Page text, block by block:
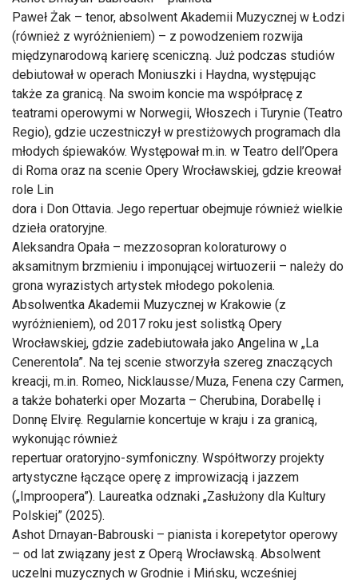
Paweł Żak – tenor, absolwent Akademii Muzycznej w Łodzi
(również z wyróżnieniem) – z powodzeniem rozwija
międzynarodową karierę sceniczną. Już podczas studiów
debiutował w operach Moniuszki i Haydna, występując
także za granicą. Na swoim koncie ma współpracę z
teatrami operowymi w Norwegii, Włoszech i Turynie (Teatro
Regio), gdzie uczestniczył w prestiżowych programach dla
młodych śpiewaków. Występował m.in. w Teatro dell’Opera
di Roma oraz na scenie Opery Wrocławskiej, gdzie kreował
role Lin
dora i Don Ottavia. Jego repertuar obejmuje również wielkie
dzieła oratoryjne.
Aleksandra Opała – mezzosopran koloraturowy o
aksamitnym brzmieniu i imponującej wirtuozerii – należy do
grona wyrazistych artystek młodego pokolenia.
Absolwentka Akademii Muzycznej w Krakowie (z
wyróżnieniem), od 2017 roku jest solistką Opery
Wrocławskiej, gdzie zadebiutowała jako Angelina w „La
Cenerentola”. Na tej scenie stworzyła szereg znaczących
kreacji, m.in. Romeo, Nicklausse/Muza, Fenena czy Carmen,
a także bohaterki oper Mozarta – Cherubina, Dorabellę i
Donnę Elvirę. Regularnie koncertuje w kraju i za granicą,
wykonując również
repertuar oratoryjno-symfoniczny. Współtworzy projekty
artystyczne łączące operę z improwizacją i jazzem
(„Improopera”). Laureatka odznaki „Zasłużony dla Kultury
Polskiej” (2025).
Ashot Drnayan-Babrouski – pianista i korepetytor operowy
– od lat związany jest z Operą Wrocławską. Absolwent
uczelni muzycznych w Grodnie i Mińsku, wcześniej